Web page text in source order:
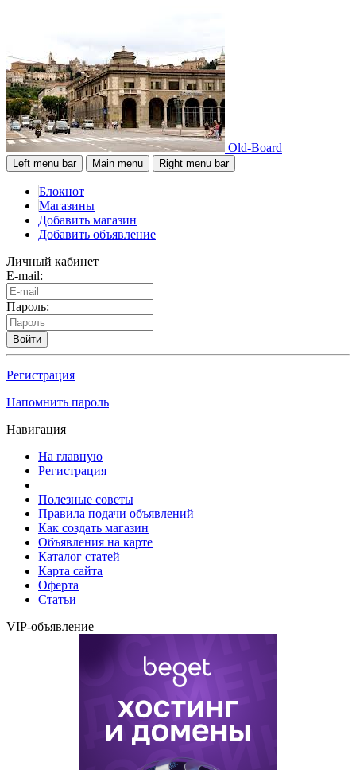
Old-Board
Left menu bar Main menu Right menu bar
Блокнот
Магазины
Добавить магазин
Добавить объявление
Личный кабинет
E-mail:
Пароль:
Войти
Регистрация
Напомнить пароль
Навигация
На главную
Регистрация
Полезные советы
Правила подачи объявлений
Как создать магазин
Объявления на карте
Каталог статей
Карта сайта
Оферта
Статьи
VIP-объявление